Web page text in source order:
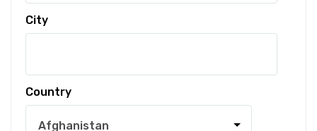
City
Country